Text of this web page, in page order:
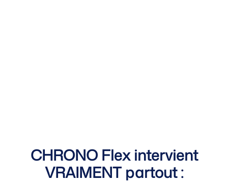
CHRONO Flex intervient
VRAIMENT partout :